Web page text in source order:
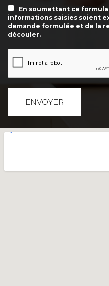
En soumettant ce
informations saisies soient
demande formulée et de la
découler.